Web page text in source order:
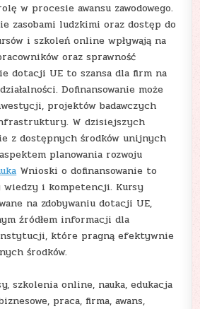
w procesie awansu zawodowego.
zasobami ludzkimi oraz dostęp do
i szkoleń online wpływają na
oraz sprawność
dotacji UE to szansa dla firm na
Dofinansowanie może
projektów badawczych
W dzisiejszych
z dostępnych środków unijnych
planowania rozwoju
Wnioski o dofinansowanie to
wiedzy i kompetencji. Kursy
na zdobywaniu dotacji UE,
źródłem informacji dla
które pragną efektywnie
środków.
szkolenia online, nauka, edukacja
praca, firma, awans,